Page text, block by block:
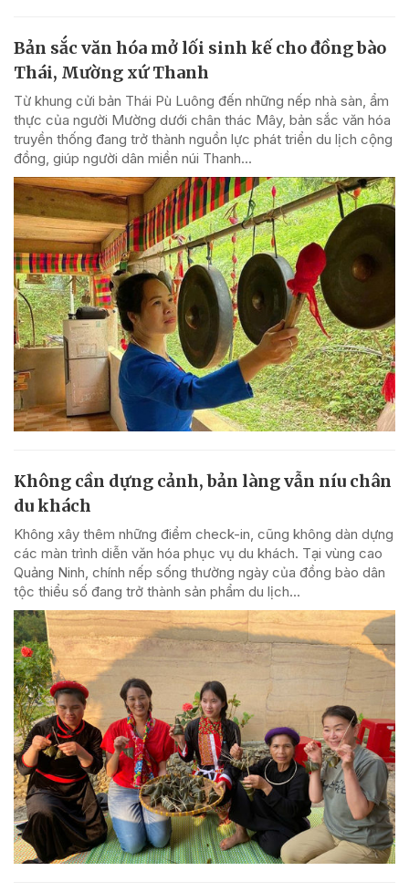
Bản sắc văn hóa mở lối sinh kế cho đồng bào
Thái, Mường xứ Thanh
Từ khung cửi bản Thái Pù Luông đến những nếp nhà sàn, ẩm
thực của người Mường dưới chân thác Mây, bản sắc văn hóa
truyền thống đang trở thành nguồn lực phát triển du lịch cộng
đồng, giúp người dân miền núi Thanh...
Không cần dựng cảnh, bản làng vẫn níu chân
du khách
Không xây thêm những điểm check-in, cũng không dàn dựng
các màn trình diễn văn hóa phục vụ du khách. Tại vùng cao
Quảng Ninh, chính nếp sống thường ngày của đồng bào dân
tộc thiểu số đang trở thành sản phẩm du lịch...